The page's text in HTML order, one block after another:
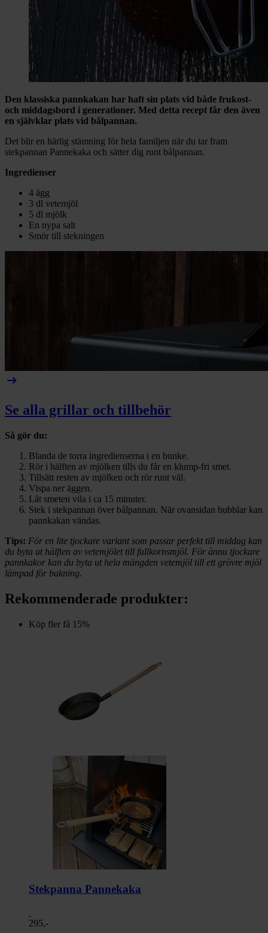
Den klassiska pannkakan har haft sin plats vid både frukost-
och middagsbord i generationer. Med detta recept får den även
en självklar plats vid bålpannan.
Det blir en härlig stämning för hela familjen när du tar fram
stekpannan Pannekaka och sätter dig runt bålpannan.
Ingredienser
4 ägg
3 dl vetemjöl
5 dl mjölk
En nypa salt
Smör till stekningen
arrow_right_alt
Se alla grillar och tillbehör
Så gör du:
Blanda de torra ingredienserna i en bunke.
Rör i hälften av mjölken tills du får en klump-fri smet.
Tillsätt resten av mjölken och rör runt väl.
Vispa ner äggen.
Låt smeten vila i ca 15 minuter.
Stek i stekpannan över bålpannan. När ovansidan bubblar kan
pannkakan vändas.
Tips: För en lite tjockare variant som passar perfekt till middag kan
du byta ut hälften av vetemjölet till fullkornsmjöl. För ännu tjockare
pannkakor kan du byta ut hela mängden vetemjöl till ett grövre mjöl
lämpad för bakning.
Rekommenderade produkter:
Köp fler få 15%
Stekpanna Pannekaka
295,-